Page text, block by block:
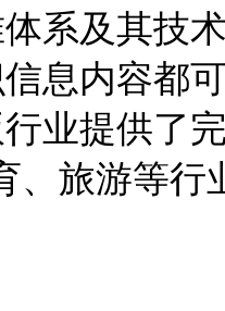
系及其技
息内容都
业提供了
、旅游等